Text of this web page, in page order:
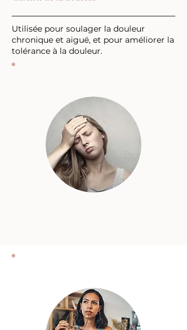
Utilisée pour soulager la douleur
chronique et aiguë, et pour améliorer la
tolérance à la douleur.